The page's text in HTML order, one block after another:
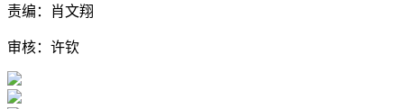
责编：肖文翔
审核：许钦